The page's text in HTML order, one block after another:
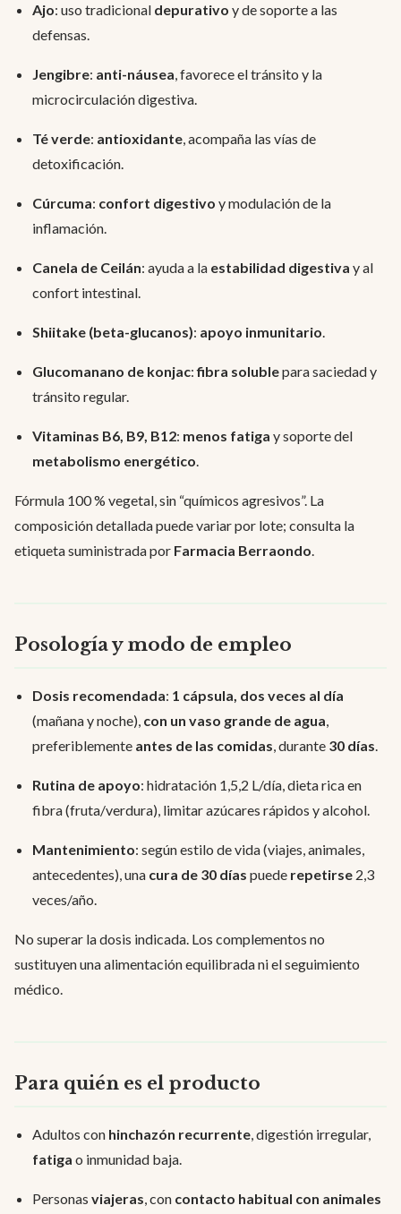
Ajo: uso tradicional depurativo y de soporte a las
defensas.
Jengibre: anti-náusea, favorece el tránsito y la
microcirculación digestiva.
Té verde: antioxidante, acompaña las vías de
detoxificación.
Cúrcuma: confort digestivo y modulación de la
inflamación.
Canela de Ceilán: ayuda a la estabilidad digestiva y al
confort intestinal.
Shiitake (beta-glucanos): apoyo inmunitario.
Glucomanano de konjac:fibra solublepara saciedad y
tránsito regular.
Vitaminas B6, B9, B12: menos fatiga y soporte del
metabolismo energético.
Fórmula 100 % vegetal, sin “químicos agresivos”. La
composición detallada puede variar por lote; consulta la
etiqueta suministrada por Farmacia Berraondo.
Posología y modo de empleo
Dosis recomendada: 1 cápsula, dos veces al día
(mañana y noche), con un vaso grande de agua,
preferiblemente antes de las comidas, durante 30 días.
Rutina de apoyo: hidratación 1,5,2 L/día, dieta rica en
fibra (fruta/verdura), limitar azúcares rápidos y alcohol.
Mantenimiento: según estilo de vida (viajes, animales,
antecedentes), una cura de 30 días puede repetirse 2,3
veces/año.
No superar la dosis indicada. Los complementos no
sustituyen una alimentación equilibrada ni el seguimiento
médico.
Para quién es el producto
Adultos con hinchazón recurrente, digestión irregular,
fatiga o inmunidad baja.
Personas viajeras, con contacto habitual con animales